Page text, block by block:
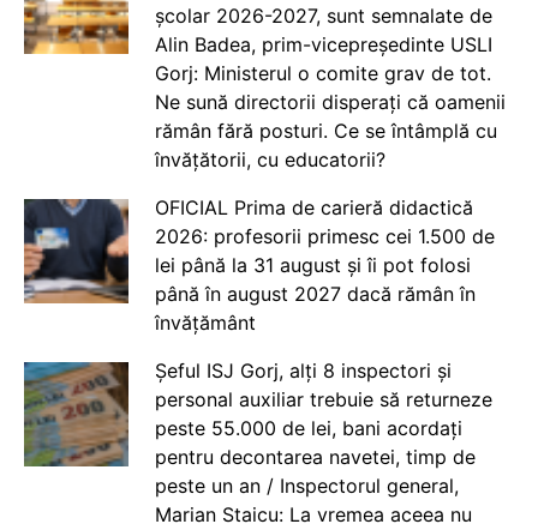
școlar 2026-2027, sunt semnalate de
Alin Badea, prim-vicepreședinte USLI
Gorj: Ministerul o comite grav de tot.
Ne sună directorii disperați că oamenii
rămân fără posturi. Ce se întâmplă cu
învățătorii, cu educatorii?
OFICIAL Prima de carieră didactică
2026: profesorii primesc cei 1.500 de
lei până la 31 august și îi pot folosi
până în august 2027 dacă rămân în
învățământ
Șeful ISJ Gorj, alți 8 inspectori și
personal auxiliar trebuie să returneze
peste 55.000 de lei, bani acordați
pentru decontarea navetei, timp de
peste un an / Inspectorul general,
Marian Staicu: La vremea aceea nu